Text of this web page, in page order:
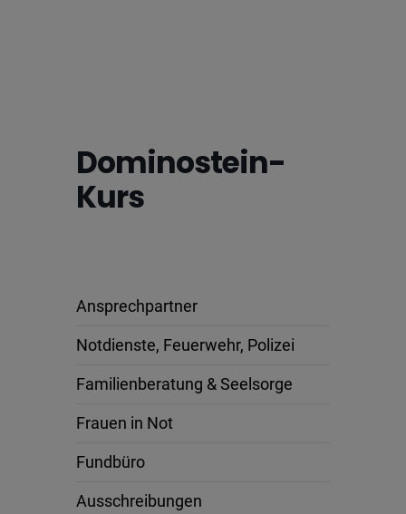
Dominostein-
Kurs
Ansprechpartner
Notdienste, Feuerwehr, Polizei
Familienberatung & Seelsorge
Frauen in Not
Fundbüro
Ausschreibungen